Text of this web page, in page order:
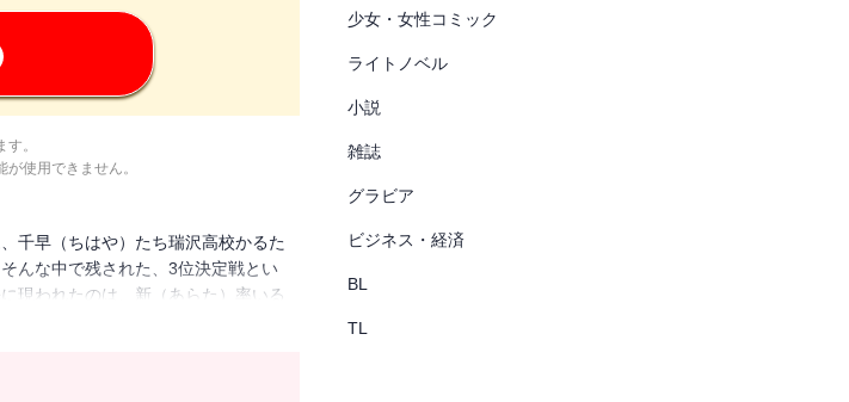
。
使用できません。
千早（ちはや）たち瑞沢高校かるた
んな中で残された、3位決定戦とい
現われたのは、新（あらた）率いる
との直接対決を導き――!?
少女・女性コミック
ライトノベル
小説
雑誌
グラビア
ビジネス・経済
BL
TL